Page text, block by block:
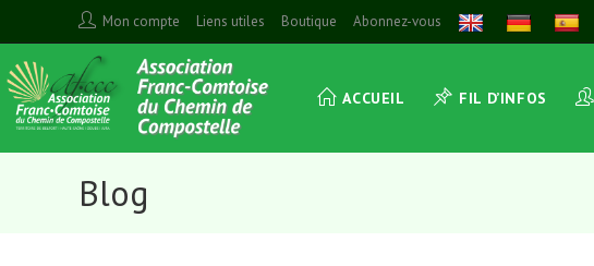
to
content
Mon compte Liens utiles Boutique Abonnez-vous
ACCUEIL FIL D’INFOS
Blog